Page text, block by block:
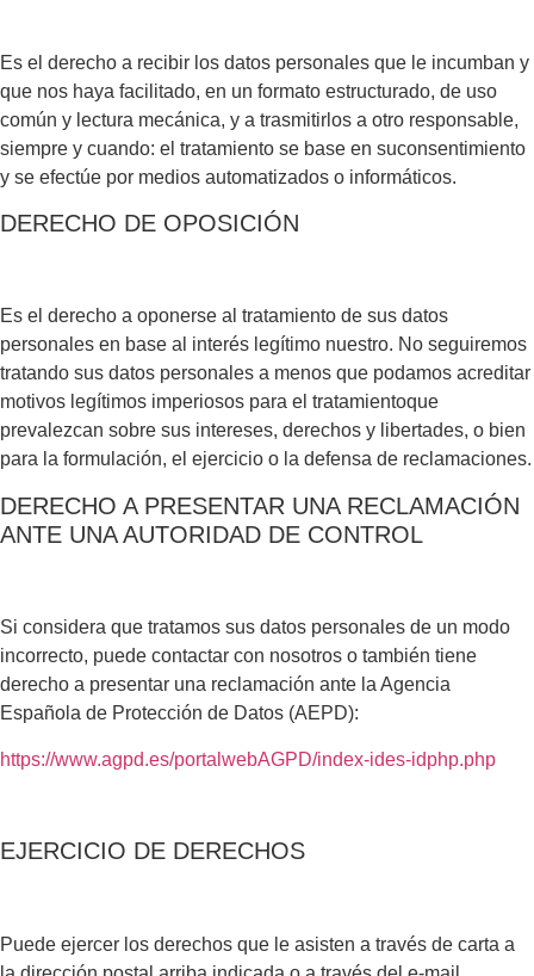
Es el derecho a recibir los datos personales que le incumban y
que nos haya facilitado, en un formato estructurado, de uso
común y lectura mecánica, y a trasmitirlos a otro responsable,
siempre y cuando: el tratamiento se base en suconsentimiento
y se efectúe por medios automatizados o informáticos.
DERECHO DE OPOSICIÓN
Es el derecho a oponerse al tratamiento de sus datos
personales en base al interés legítimo nuestro. No seguiremos
tratando sus datos personales a menos que podamos acreditar
motivos legítimos imperiosos para el tratamientoque
prevalezcan sobre sus intereses, derechos y libertades, o bien
para la formulación, el ejercicio o la defensa de reclamaciones.
DERECHO A PRESENTAR UNA RECLAMACIÓN
ANTE UNA AUTORIDAD DE CONTROL
Si considera que tratamos sus datos personales de un modo
incorrecto, puede contactar con nosotros o también tiene
derecho a presentar una reclamación ante la Agencia
Española de Protección de Datos (AEPD):
https://www.agpd.es/portalwebAGPD/index-ides-idphp.php
EJERCICIO DE DERECHOS
Puede ejercer los derechos que le asisten a través de carta a